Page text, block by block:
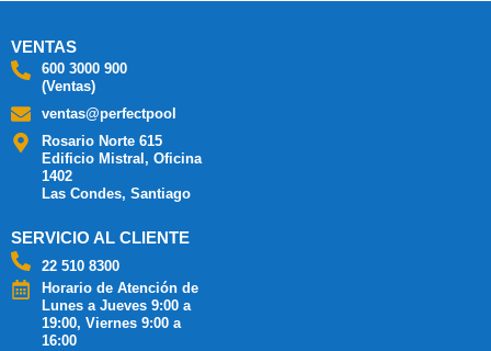
VENTAS
600 3000 900
(Ventas)
ventas@perfectpool
Rosario Norte 615
Edificio Mistral, Oficina
1402
Las Condes, Santiago
SERVICIO AL CLIENTE
22 510 8300
Horario de Atención de
Lunes a Jueves 9:00 a
19:00, Viernes 9:00 a
16:00